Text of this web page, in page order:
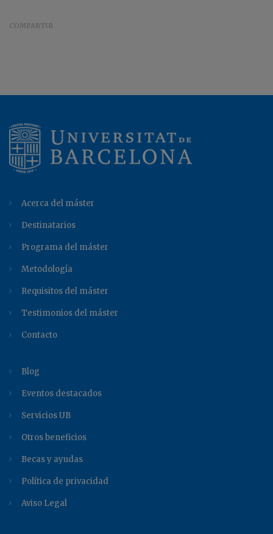
COMPARTIR
Acerca del máster
Destinatarios
Programa del máster
Metodología
Requisitos del máster
Testimonios del máster
Contacto
Blog
Eventos destacados
Servicios UB
Otros beneficios
Becas y ayudas
Política de privacidad
Aviso Legal